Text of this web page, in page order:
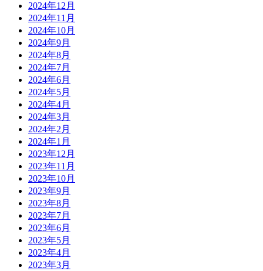
2024年12月
2024年11月
2024年10月
2024年9月
2024年8月
2024年7月
2024年6月
2024年5月
2024年4月
2024年3月
2024年2月
2024年1月
2023年12月
2023年11月
2023年10月
2023年9月
2023年8月
2023年7月
2023年6月
2023年5月
2023年4月
2023年3月